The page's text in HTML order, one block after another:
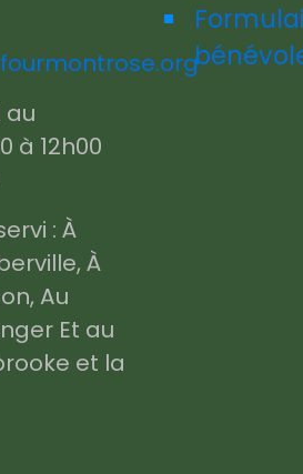
au
à 12h00
: À
À
Au
Et au
et la